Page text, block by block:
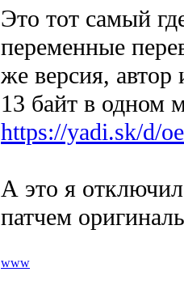
Это тот самый
переменные
же версия, автор
13 байт в одном
https://yadi.sk/d/
А это я
патчем
www